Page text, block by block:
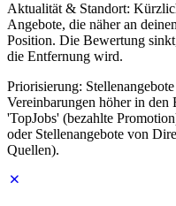
Aktualität & Standort:
Angebote, die näher an
Position. Die Bewertung
die Entfernung wird.
Priorisierung:
Vereinbarungen höher in den
'TopJobs' (bezahlte
oder Stellenangebote von
Quellen).